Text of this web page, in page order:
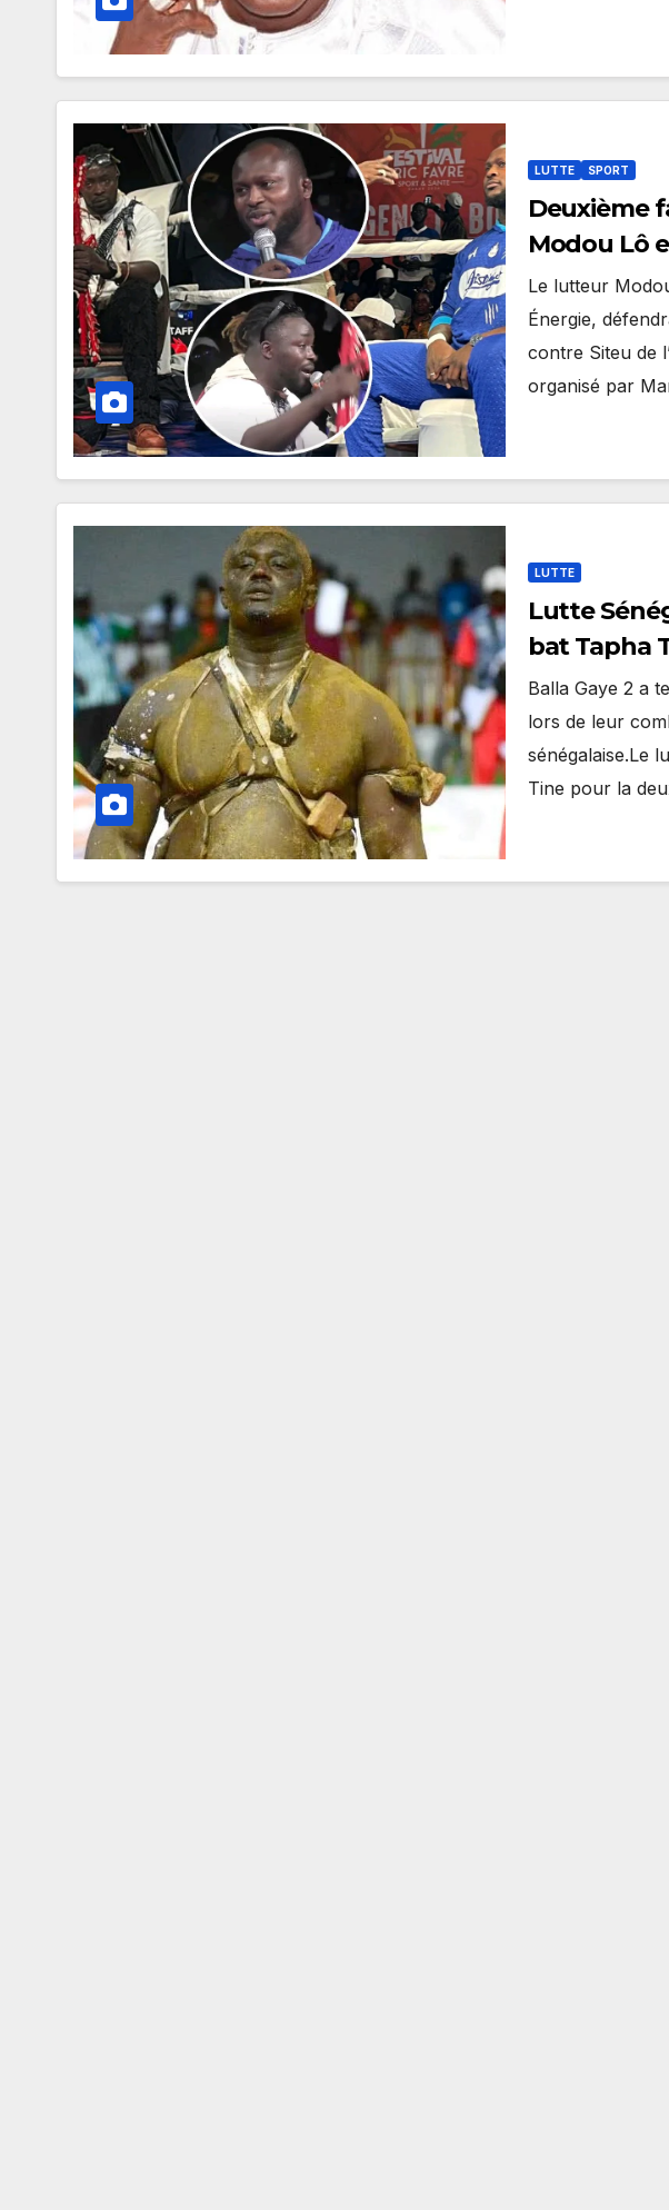
LUTTE SPORT
Deuxième
Modou Lô
Le lutteur
Énergie,
contre Siteu de
organisé par
LUTTE
Lutte
bat Tapha
Balla Gaye 2 a
lors de leur
sénégalaise.Le
Tine pour la